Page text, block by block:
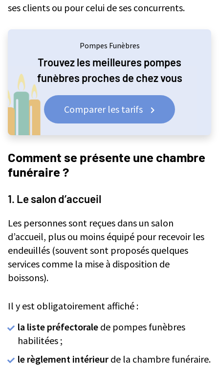
ses clients ou pour celui de ses concurrents.
Pompes Funèbres
Trouvez les meilleures pompes
funèbres proches de chez vous
Comparer les tarifs
Comment se présente une chambre
funéraire ?
1. Le salon d’accueil
Les personnes sont reçues dans un salon
d’accueil, plus ou moins équipé pour recevoir les
endeuillés (souvent sont proposés quelques
services comme la mise à disposition de
boissons).
Il y est obligatoirement affiché :
la liste préfectorale de pompes funèbres
habilitées ;
le règlement intérieur de la chambre funéraire.